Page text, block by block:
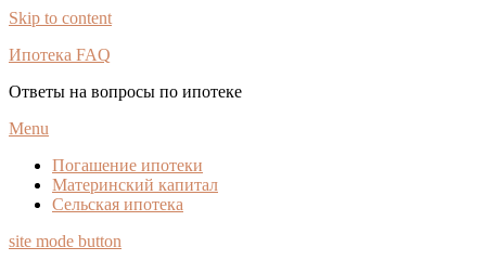
Skip to content
Ипотека FAQ
Ответы на вопросы по ипотеке
Menu
Погашение ипотеки
Материнский капитал
Сельская ипотека
site mode button